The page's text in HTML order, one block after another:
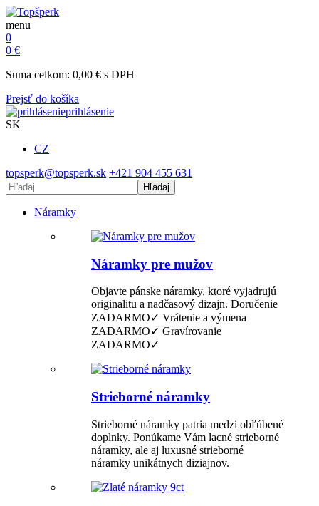
menu
0
0 €
Suma celkom: 0,00 € s DPH
Prejsť do košíka
prihlásenie
SK
CZ
topsperk@topsperk.sk +421 904 455 631
Hľadaj
Náramky
Náramky pre mužov
Objavte pánske náramky, ktoré vyjadrujú
originalitu a nadčasový dizajn. Doručenie
ZADARMO✓ Vrátenie a výmena
ZADARMO✓ Gravírovanie
ZADARMO✓
Strieborné náramky
Strieborné náramky patria medzi obľúbené
doplnky. Ponúkame Vám lacné strieborné
náramky, ale aj luxusné strieborné
náramky unikátnych diziajnov.